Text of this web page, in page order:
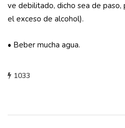
ve debilitado, dicho sea de
el exceso de alcohol).
• Beber mucha agua.
1033